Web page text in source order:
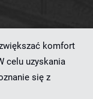
komfort
celu uzyskania
się z